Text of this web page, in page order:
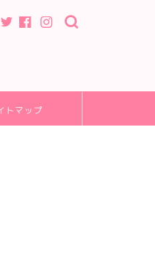
トマップ